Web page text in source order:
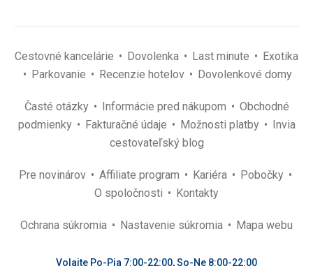
Cestovné kancelárie Dovolenka Last minute
Exotika
Parkovanie
Recenzie hotelov Dovolenkové domy
Časté otázky Informácie pred nákupom
Obchodné
podmienky
Fakturačné údaje Možnosti platby
Invia
cestovateľský blog
Pre novinárov Affiliate program Kariéra
Pobočky
O spoločnosti
Kontakty
Ochrana súkromia Nastavenie súkromia Mapa webu
Volajte Po-Pia 7:00-22:00, So-Ne 8:00-22:00